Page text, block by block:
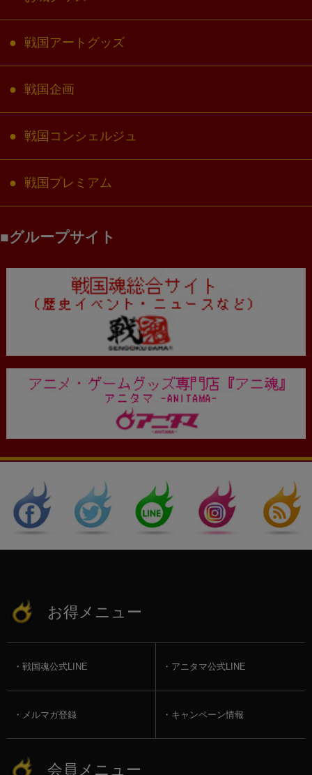
戦国アートグッズ
戦国企画
戦国コンシェルジュ
戦国プレミアム
グループサイト
お得メニュー
戦国魂公式LINE アニタマ公式LINE
メルマガ登録 キャンペーン情報
会員メニュー